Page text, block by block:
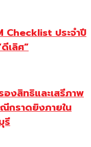
Checklist ประจำปี
เลิศ”
งสิทธิและเสรีภาพ
กราดยิงภายใน
รี